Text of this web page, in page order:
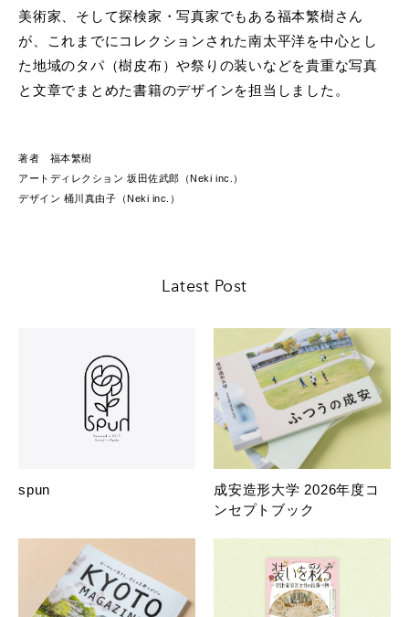
美術家、そして探検家・写真家でもある福本繁樹さん
が、これまでにコレクションされた南太平洋を中心とし
た地域のタパ（樹皮布）や祭りの装いなどを貴重な写真
と文章でまとめた書籍のデザインを担当しました。
著者 福本繁樹
アートディレクション 坂田佐武郎（Neki inc.）
デザイン 桶川真由子（Neki inc.）
Latest Post
spun
成安造形大学 2026年度コ
ンセプトブック